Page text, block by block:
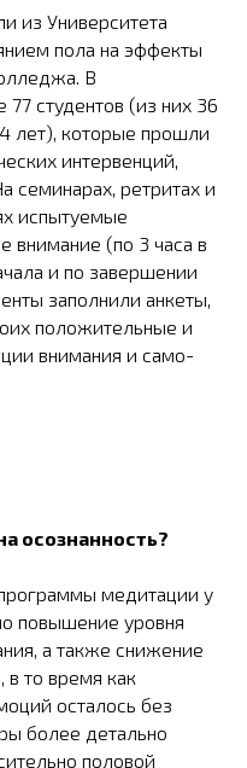
из Университета
пола на эффекты
В
77 студентов (из них 36
лет), которые прошли
интервенций,
семинарах, ретритах и
испытуемые
внимание (по 3 часа в
и по завершении
заполнили анкеты,
положительные и
внимания и само-
осознанность?
медитации у
повышение уровня
а также снижение
в то время как
осталось без
более детально
половой